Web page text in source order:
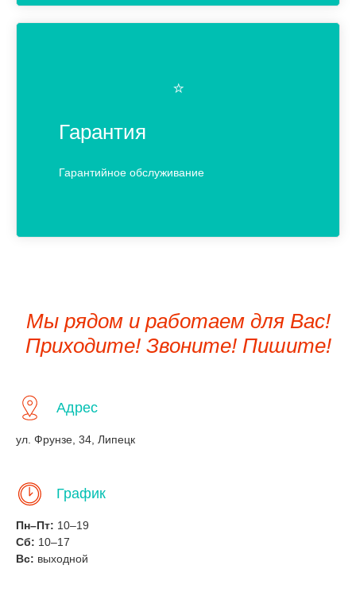
⭐️
Гарантия
Гарантийное обслуживание
Мы рядом и работаем для Вас!
Приходите! Звоните! Пишите!
Адрес
ул. Фрунзе, 34, Липецк
График
Пн–Пт: 10–19
Сб: 10–17
Вс: выходной